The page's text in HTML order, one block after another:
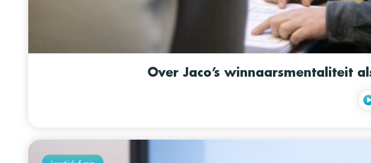
Over Jaco’s winnaarsmentaliteit
Leestijd: 5 min